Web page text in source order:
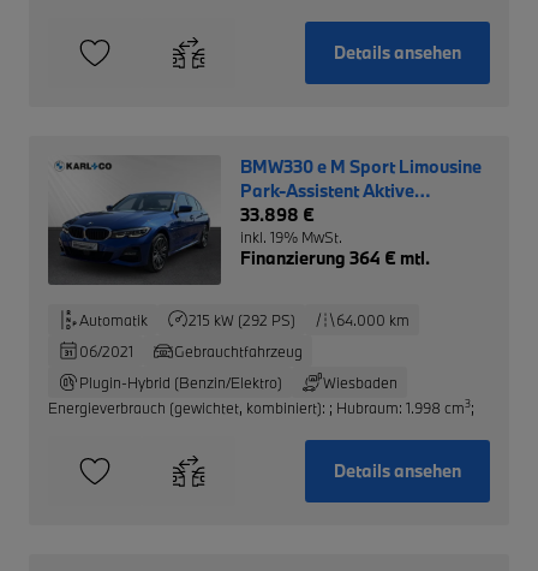
Details ansehen
BMW330 e M Sport Limousine
Park-Assistent Aktive
Geschwindigkeitsregelung
33.898 €
inkl. 19% MwSt.
Finanzierung 364 € mtl.
Automatik 215 kW (292 PS)
64.000 km
06/2021
Gebrauchtfahrzeug
Plugin-Hybrid (Benzin/Elektro)
Wiesbaden
Energieverbrauch (gewichtet, kombiniert): ; Hubraum: 1.998 cm3;
Details ansehen